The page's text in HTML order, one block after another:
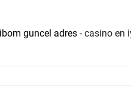
guncel adres - casino en